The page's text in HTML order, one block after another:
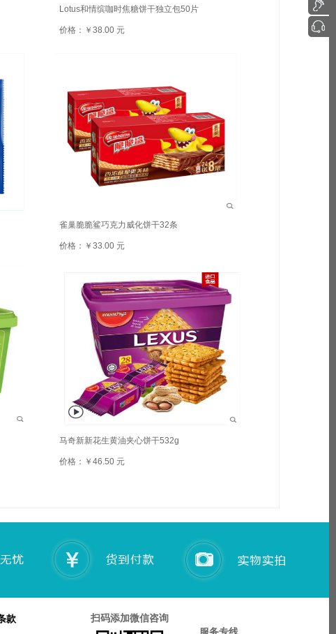
Lotus和情缤咖时焦糖饼干独立包50片
价格：￥38.00 元
雀巢脆脆鲨巧克力威化饼干32条
价格：￥33.00 元
马奇新新花生黄油夹心饼干532g
价格：￥46.50 元
款
扫码添加微信咨询